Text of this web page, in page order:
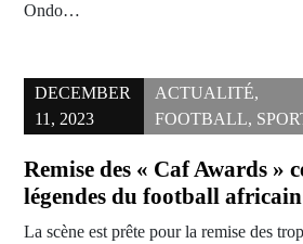
Ondo…
DECEMBER
11, 2023
ACTUALITÉ,
FOOTBALL,
Remise des « Caf Awards »
légendes du football
La scène est prête pour la remise des